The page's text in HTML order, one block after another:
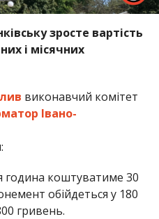
зросте вартість
і місячних
виконавчий комітет
Івано-
година коштуватиме 30
обійдеться у 180
гривень.